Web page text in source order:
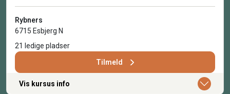
Rybners
6715 Esbjerg N
21 ledige pladser
Tilmeld
Vis kursus info